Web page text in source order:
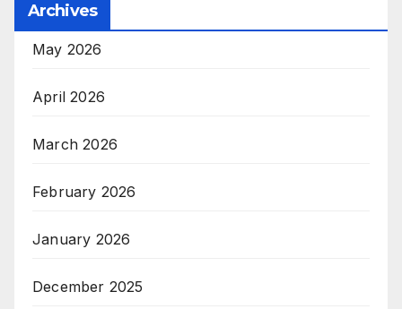
Archives
May 2026
April 2026
March 2026
February 2026
January 2026
December 2025